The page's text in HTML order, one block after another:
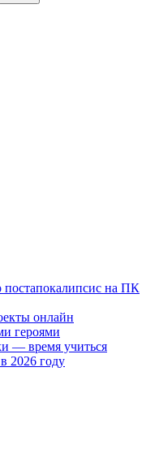
постапокалипсис на ПК
онлайн
героями
— время учиться
2026 году